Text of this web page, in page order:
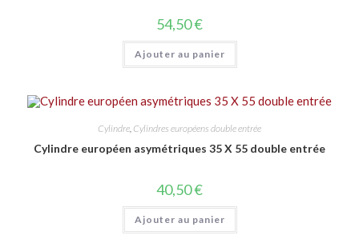
54,50€
Ajouter au panier
Cylindre, Cylindres européens double entrée
Cylindre européen asymétriques 35 X 55 double entrée
40,50€
Ajouter au panier